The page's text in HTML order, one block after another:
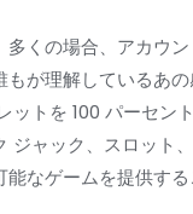
くの場合、アカウ
が理解しているあ
ットを 100 パーセン
ジャック、スロット
なゲームを提供する